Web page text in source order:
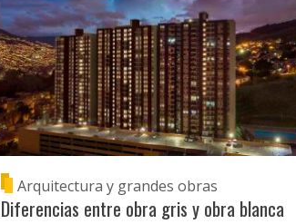
Arquitectura y grandes obras
Diferencias entre obra gris y obra blanca